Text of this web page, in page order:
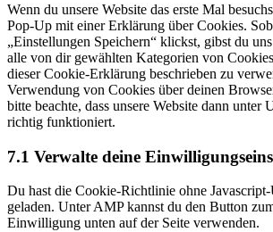
sonstiges
Wenn du unsere Website das erste Mal
Pop-Up mit einer Erklärung über Cookies.
„Einstellungen Speichern“ klickst, gibst du
alle von dir gewählten Kategorien von
dieser Cookie-Erklärung beschrieben zu
Verwendung von Cookies über deinen
bitte beachte, dass unsere Website dann unter
richtig funktioniert.
7.1 Verwalte deine
Du hast die Cookie-Richtlinie ohne
geladen. Unter AMP kannst du den Button
Einwilligung unten auf der Seite verwenden.